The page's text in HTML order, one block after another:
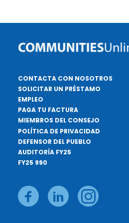
CONTACTA CON NOSOTROS
SOLICITAR UN PRÉSTAMO
EMPLEO
PAGA TU FACTURA
MIEMBROS DEL CONSEJO
POLÍTICA DE PRIVACIDAD
DEFENSOR DEL PUEBLO
AUDITORÍA FY25
FY25 990